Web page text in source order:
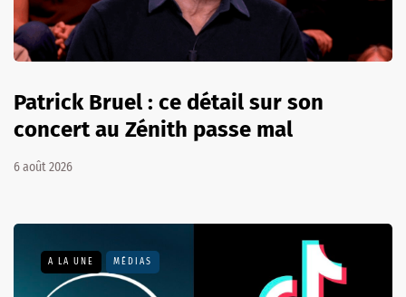
Patrick Bruel : ce détail sur son
concert au Zénith passe mal
6 août 2026
A LA UNE MÉDIAS